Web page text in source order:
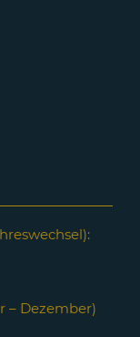
– Dezember)